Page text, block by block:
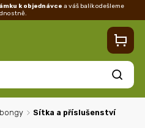
k objednávce a váš balík odešleme
Vrácení/reklamace
Hledat
/ Sítka a příslušenství